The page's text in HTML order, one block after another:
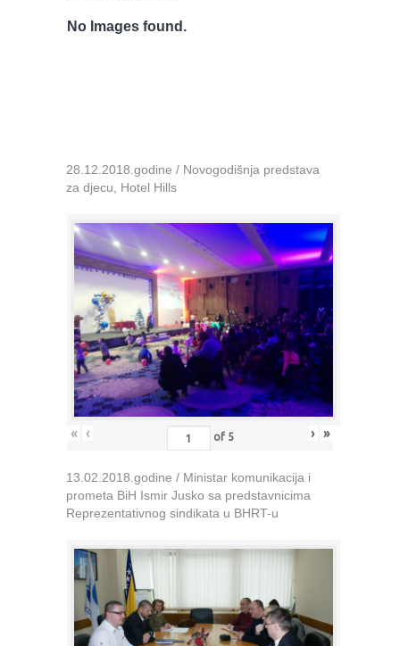
No Images found.
28.12.2018.godine / Novogodišnja predstava
za djecu, Hotel Hills
« ‹ of 5 › »
13.02.2018.godine / Ministar komunikacija i
prometa BiH Ismir Jusko sa predstavnicima
Reprezentativnog sindikata u BHRT-u